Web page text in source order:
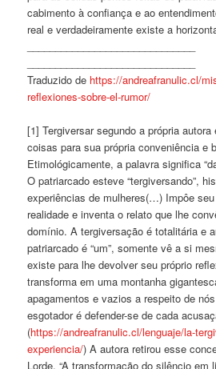
cabimento à confiança e ao
real e verdadeiramente existe a
Traduzido de https://andreafranulic.cl/
reflexiones-sobre-el-rumor/
[1] Tergiversar segundo a própria autora
coisas para sua própria conveniência e
Etimológicamente, a palavra significa
O patriarcado esteve “tergiversando”,
experiências de mulheres(…) Impôe
realidade e inventa o relato que lhe
domínio. A tergiversação é totalitária e
patriarcado é “um”, somente vê a si
existe para lhe devolver seu próprio
transforma em uma montanha
apagamentos e vazios a respeito de
esgotador é defender-se de cada
(https://andreafranulic.cl/lenguaje/la-
experiencia/) A autora retirou esse
Lorde, “A transformação do silêncio em